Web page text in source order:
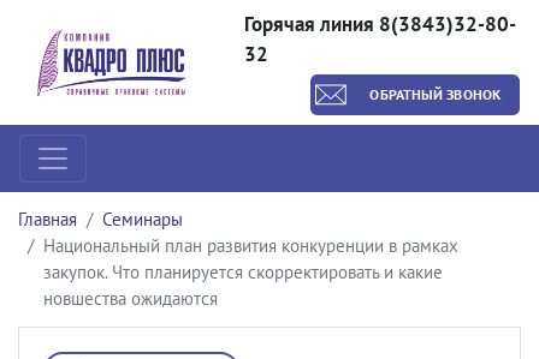
Горячая линия 8(3843)32-80-
32
ОБРАТНЫЙ ЗВОНОК
Главная
Семинары
Национальный план развития конкуренции в рамках
закупок. Что планируется скорректировать и какие
новшества ожидаются